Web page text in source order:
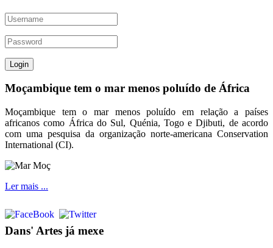
Moçambique tem o mar menos poluído de África
Moçambique tem o mar menos poluído em relação a países
africanos como África do Sul, Quénia, Togo e Djibuti, de acordo
com uma pesquisa da organização norte-americana Conservation
International (CI).
Ler mais ...
Dans' Artes já mexe